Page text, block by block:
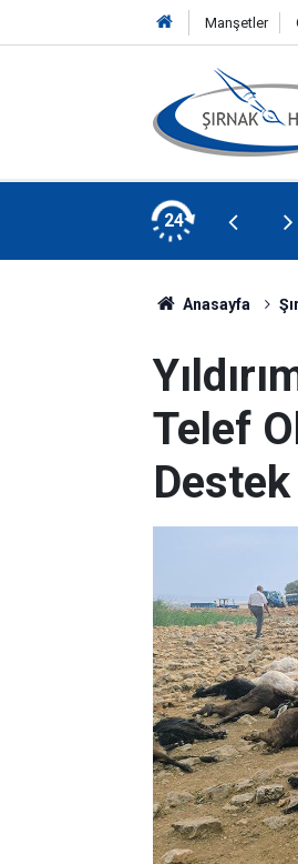
Manşetler
24
Mardin'de ziyaretlerde bulundu
Anasayfa
Telef
Destek